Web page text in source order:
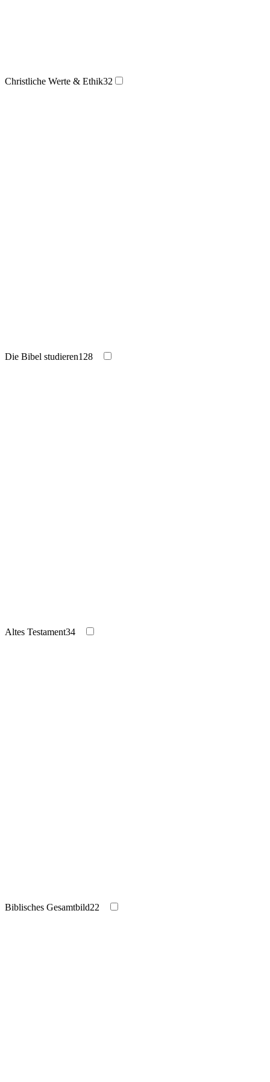
Christliche Werte & Ethik32
Die Bibel studieren128
Altes Testament34
Biblisches Gesamtbild22